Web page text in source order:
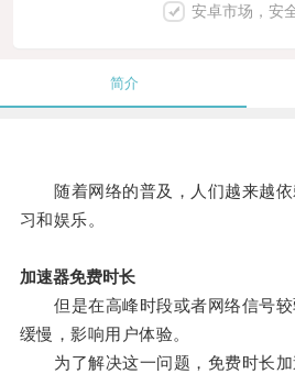
安卓市场，安
简介
随着网络的普及，人们越来越依
习和娱乐。
加速器免费时长
但是在高峰时段或者网络信号较
缓慢，影响用户体验。
为了解决这一问题，免费时长加